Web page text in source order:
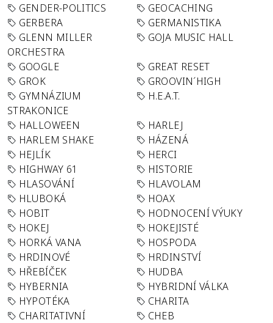
GENDER-POLITICS
GEOCACHING
GERBERA
GERMANISTIKA
GLENN MILLER
ORCHESTRA
GOJA MUSIC HALL
GOOGLE
GREAT RESET
GROK
GROOVIN´HIGH
GYMNÁZIUM
STRAKONICE
H.E.A.T.
HALLOWEEN
HARLEJ
HARLEM SHAKE
HÁZENÁ
HEJLÍK
HERCI
HIGHWAY 61
HISTORIE
HLASOVÁNÍ
HLAVOLAM
HLUBOKÁ
HOAX
HOBIT
HODNOCENÍ VÝUKY
HOKEJ
HOKEJISTÉ
HORKÁ VANA
HOSPODA
HRDINOVÉ
HRDINSTVÍ
HŘEBÍČEK
HUDBA
HYBERNIA
HYBRIDNÍ VÁLKA
HYPOTÉKA
CHARITA
CHARITATIVNÍ
CHEB